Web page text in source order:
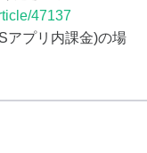
47137
アプリ内課金)の場